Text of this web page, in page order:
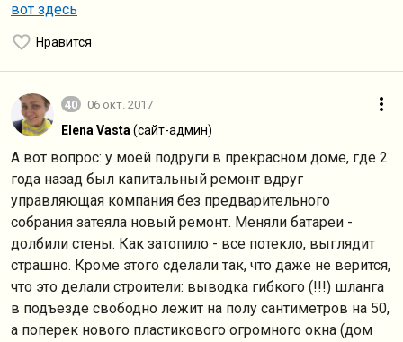
вот здесь
Нравится
40 06 окт. 2017
Elena Vasta (сайт-админ)
А вот вопрос: у моей подруги в прекрасном доме, где 2
года назад был капитальный ремонт вдруг
управляющая компания без предварительного
собрания затеяла новый ремонт. Меняли батареи -
долбили стены. Как затопило - все потекло, выглядит
страшно. Кроме этого сделали так, что даже не верится,
что это делали строители: выводка гибкого (!!!) шланга
в подъезде свободно лежит на полу сантиметров на 50,
а поперек нового пластикового огромного окна (дом